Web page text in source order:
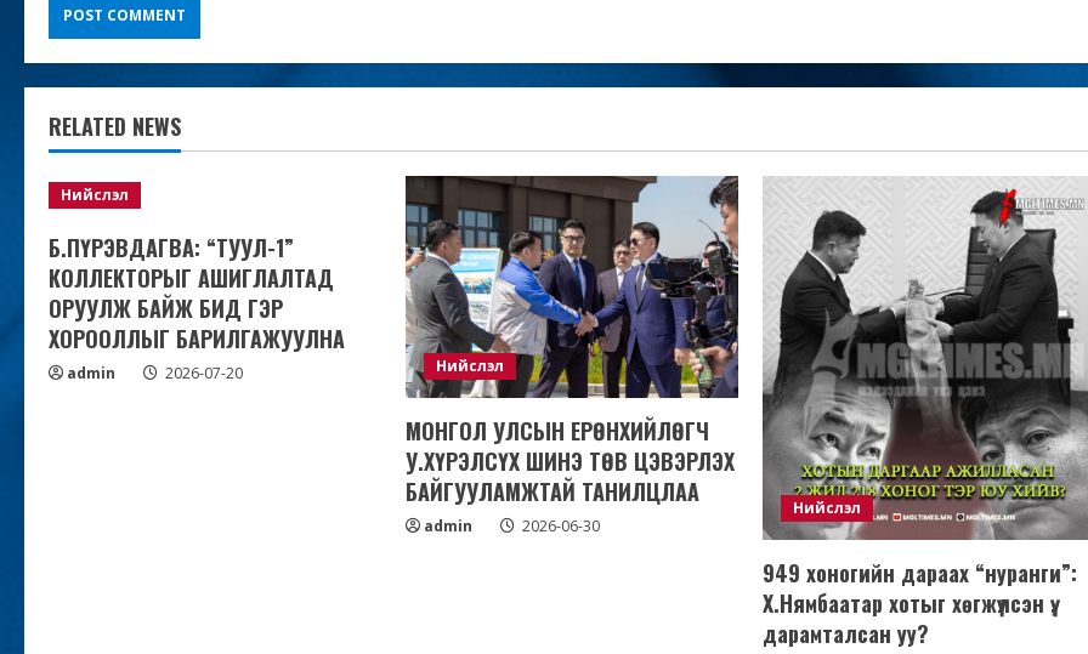
RELATED NEWS
Нийслэл
Б.ПҮРЭВДАГВА: “ТУУЛ-1”
КОЛЛЕКТОРЫГ АШИГЛАЛТАД
ОРУУЛЖ БАЙЖ БИД ГЭР
ХОРООЛЛЫГ БАРИЛГАЖУУЛНА
admin 2026-07-20 Нийслэл
МОНГОЛ УЛСЫН ЕРӨНХИЙЛӨГЧ
У.ХҮРЭЛСҮХ ШИНЭ ТӨВ ЦЭВЭРЛЭХ
БАЙГУУЛАМЖТАЙ ТАНИЛЦЛАА
admin 2026-06-30
Нийслэл
949 хоногийн дараах “нуранги”:
Х.Нямбаатар хотыг хөгжүүлсэн үү,
дарамталсан уу?